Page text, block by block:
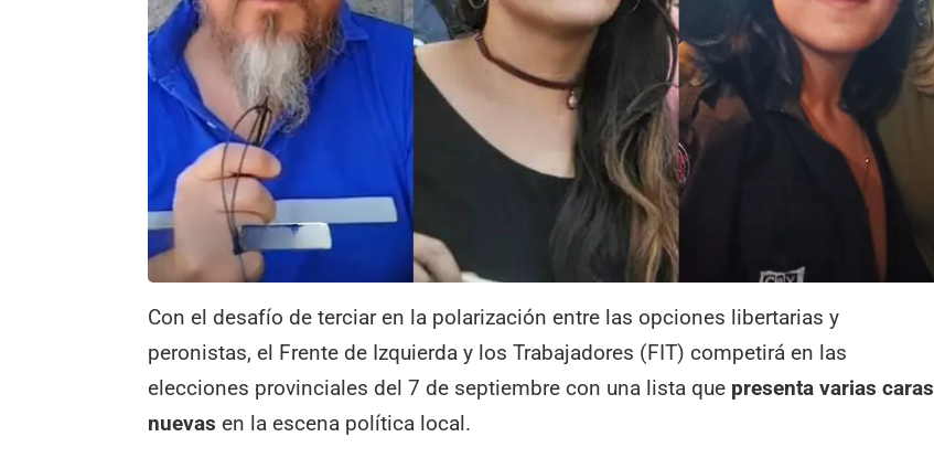
Con el desafío de terciar en la polarización entre las opciones libertarias y
peronistas, el Frente de Izquierda y los Trabajadores (FIT) competirá en las
elecciones provinciales del 7 de septiembre con una lista que presenta varias caras
nuevas en la escena política local.